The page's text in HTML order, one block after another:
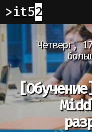
it52
Четверг,
[Обучение]